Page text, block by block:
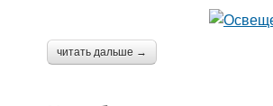
читать дальше →